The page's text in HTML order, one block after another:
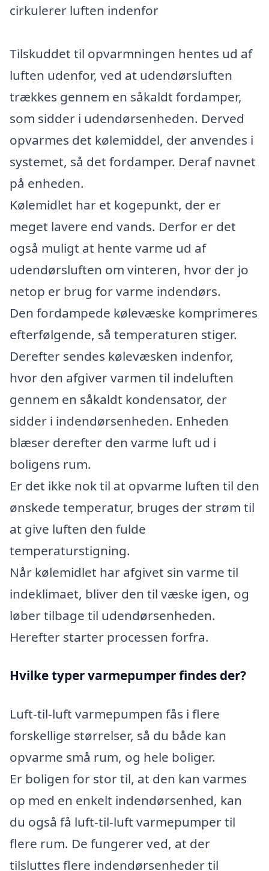
cirkulerer luften indenfor
Tilskuddet til opvarmningen hentes ud af
luften udenfor, ved at udendørsluften
trækkes gennem en såkaldt fordamper,
som sidder i udendørsenheden. Derved
opvarmes det kølemiddel, der anvendes i
systemet, så det fordamper. Deraf navnet
på enheden.
Kølemidlet har et kogepunkt, der er
meget lavere end vands. Derfor er det
også muligt at hente varme ud af
udendørsluften om vinteren, hvor der jo
netop er brug for varme indendørs.
Den fordampede kølevæske komprimeres
efterfølgende, så temperaturen stiger.
Derefter sendes kølevæsken indenfor,
hvor den afgiver varmen til indeluften
gennem en såkaldt kondensator, der
sidder i indendørsenheden. Enheden
blæser derefter den varme luft ud i
boligens rum.
Er det ikke nok til at opvarme luften til den
ønskede temperatur, bruges der strøm til
at give luften den fulde
temperaturstigning.
Når kølemidlet har afgivet sin varme til
indeklimaet, bliver den til væske igen, og
løber tilbage til udendørsenheden.
Herefter starter processen forfra.
Hvilke typer varmepumper findes der?
Luft-til-luft varmepumpen fås i flere
forskellige størrelser, så du både kan
opvarme små rum, og hele boliger.
Er boligen for stor til, at den kan varmes
op med en enkelt indendørsenhed, kan
du også få luft-til-luft varmepumper til
flere rum. De fungerer ved, at der
tilsluttes flere indendørsenheder til